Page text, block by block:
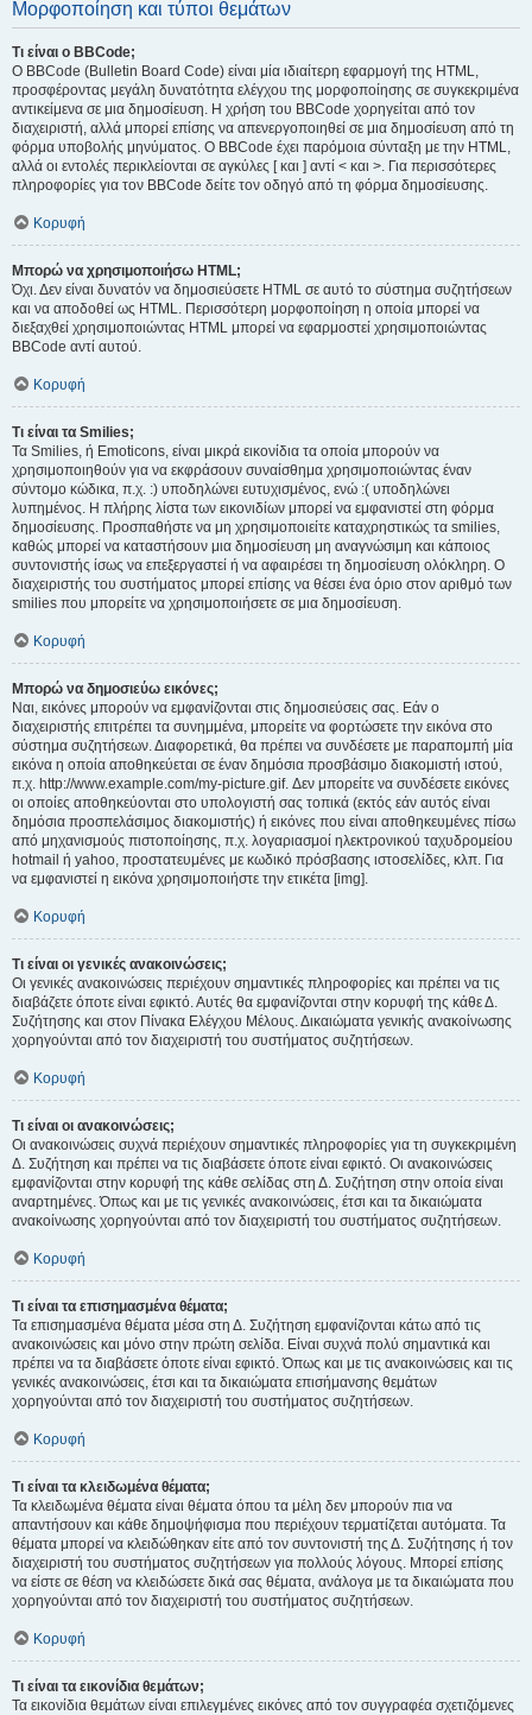
Μορφοποίηση και τύποι θεμάτων
Τι είναι ο BBCode;
Ο BBCode (Bulletin Board Code) είναι μία ιδιαίτερη εφαρμογή της HTML,
προσφέροντας μεγάλη δυνατότητα ελέγχου της μορφοποίησης σε συγκεκριμένα
αντικείμενα σε μια δημοσίευση. Η χρήση του BBCode χορηγείται από τον
διαχειριστή, αλλά μπορεί επίσης να απενεργοποιηθεί σε μια δημοσίευση από τη
φόρμα υποβολής μηνύματος. Ο BBCode έχει παρόμοια σύνταξη με την HTML,
αλλά οι εντολές περικλείονται σε αγκύλες [ και ] αντί < και >. Για περισσότερες
πληροφορίες για τον BBCode δείτε τον οδηγό από τη φόρμα δημοσίευσης.
Κορυφή
Μπορώ να χρησιμοποιήσω HTML;
Όχι. Δεν είναι δυνατόν να δημοσιεύσετε HTML σε αυτό το σύστημα συζητήσεων
και να αποδοθεί ως HTML. Περισσότερη μορφοποίηση η οποία μπορεί να
διεξαχθεί χρησιμοποιώντας HTML μπορεί να εφαρμοστεί χρησιμοποιώντας
BBCode αντί αυτού.
Κορυφή
Τι είναι τα Smilies;
Τα Smilies, ή Emoticons, είναι μικρά εικονίδια τα οποία μπορούν να
χρησιμοποιηθούν για να εκφράσουν συναίσθημα χρησιμοποιώντας έναν
σύντομο κώδικα, π.χ. :) υποδηλώνει ευτυχισμένος, ενώ :( υποδηλώνει
λυπημένος. Η πλήρης λίστα των εικονιδίων μπορεί να εμφανιστεί στη φόρμα
δημοσίευσης. Προσπαθήστε να μη χρησιμοποιείτε καταχρηστικώς τα smilies,
καθώς μπορεί να καταστήσουν μια δημοσίευση μη αναγνώσιμη και κάποιος
συντονιστής ίσως να επεξεργαστεί ή να αφαιρέσει τη δημοσίευση ολόκληρη. Ο
διαχειριστής του συστήματος μπορεί επίσης να θέσει ένα όριο στον αριθμό των
smilies που μπορείτε να χρησιμοποιήσετε σε μια δημοσίευση.
Κορυφή
Μπορώ να δημοσιεύω εικόνες;
Ναι, εικόνες μπορούν να εμφανίζονται στις δημοσιεύσεις σας. Εάν ο
διαχειριστής επιτρέπει τα συνημμένα, μπορείτε να φορτώσετε την εικόνα στο
σύστημα συζητήσεων. Διαφορετικά, θα πρέπει να συνδέσετε με παραπομπή μία
εικόνα η οποία αποθηκεύεται σε έναν δημόσια προσβάσιμο διακομιστή ιστού,
π.χ. http://www.example.com/my-picture.gif. Δεν μπορείτε να συνδέσετε εικόνες
οι οποίες αποθηκεύονται στο υπολογιστή σας τοπικά (εκτός εάν αυτός είναι
δημόσια προσπελάσιμος διακομιστής) ή εικόνες που είναι αποθηκευμένες πίσω
από μηχανισμούς πιστοποίησης, π.χ. λογαριασμοί ηλεκτρονικού ταχυδρομείου
hotmail ή yahoo, προστατευμένες με κωδικό πρόσβασης ιστοσελίδες, κλπ. Για
να εμφανιστεί η εικόνα χρησιμοποιήστε την ετικέτα [img].
Κορυφή
Τι είναι οι γενικές ανακοινώσεις;
Οι γενικές ανακοινώσεις περιέχουν σημαντικές πληροφορίες και πρέπει να τις
διαβάζετε όποτε είναι εφικτό. Αυτές θα εμφανίζονται στην κορυφή της κάθε Δ.
Συζήτησης και στον Πίνακα Ελέγχου Μέλους. Δικαιώματα γενικής ανακοίνωσης
χορηγούνται από τον διαχειριστή του συστήματος συζητήσεων.
Κορυφή
Τι είναι οι ανακοινώσεις;
Οι ανακοινώσεις συχνά περιέχουν σημαντικές πληροφορίες για τη συγκεκριμένη
Δ. Συζήτηση και πρέπει να τις διαβάσετε όποτε είναι εφικτό. Οι ανακοινώσεις
εμφανίζονται στην κορυφή της κάθε σελίδας στη Δ. Συζήτηση στην οποία είναι
αναρτημένες. Όπως και με τις γενικές ανακοινώσεις, έτσι και τα δικαιώματα
ανακοίνωσης χορηγούνται από τον διαχειριστή του συστήματος συζητήσεων.
Κορυφή
Τι είναι τα επισημασμένα θέματα;
Τα επισημασμένα θέματα μέσα στη Δ. Συζήτηση εμφανίζονται κάτω από τις
ανακοινώσεις και μόνο στην πρώτη σελίδα. Είναι συχνά πολύ σημαντικά και
πρέπει να τα διαβάσετε όποτε είναι εφικτό. Όπως και με τις ανακοινώσεις και τις
γενικές ανακοινώσεις, έτσι και τα δικαιώματα επισήμανσης θεμάτων
χορηγούνται από τον διαχειριστή του συστήματος συζητήσεων.
Κορυφή
Τι είναι τα κλειδωμένα θέματα;
Τα κλειδωμένα θέματα είναι θέματα όπου τα μέλη δεν μπορούν πια να
απαντήσουν και κάθε δημοψήφισμα που περιέχουν τερματίζεται αυτόματα. Τα
θέματα μπορεί να κλειδώθηκαν είτε από τον συντονιστή της Δ. Συζήτησης ή τον
διαχειριστή του συστήματος συζητήσεων για πολλούς λόγους. Μπορεί επίσης
να είστε σε θέση να κλειδώσετε δικά σας θέματα, ανάλογα με τα δικαιώματα που
χορηγούνται από τον διαχειριστή του συστήματος συζητήσεων.
Κορυφή
Τι είναι τα εικονίδια θεμάτων;
Τα εικονίδια θεμάτων είναι επιλεγμένες εικόνες από τον συγγραφέα σχετιζόμενες